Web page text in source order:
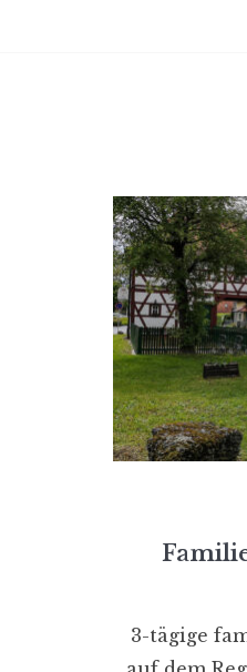
3-tägige